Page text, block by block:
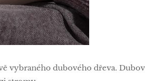
vybraného dubového dřeva.